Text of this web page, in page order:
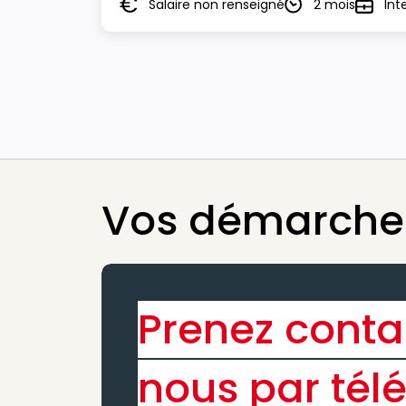
SalaireSalaire non renseignéDurée2 moisType
Vos
Prenez
nous par